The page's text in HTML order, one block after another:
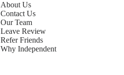
About Us
Contact Us
Our Team
Leave Review
Refer Friends
Why Independent